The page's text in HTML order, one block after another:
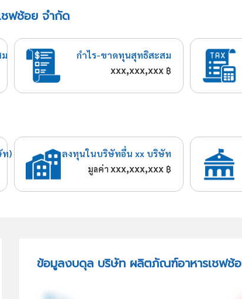
ฟช้อย จำกัด
กำไร-ขาดทุนสุทธิสะสม
xxx,xxx,xxx ฿
ท) ลงทุนในบริษัทอื่น xx บริษัท
มูลค่าxxx,xxx,xxx ฿
ข้อมูลงบดุล บริษัท ผลิตภัณฑ์อาหารเชฟช้